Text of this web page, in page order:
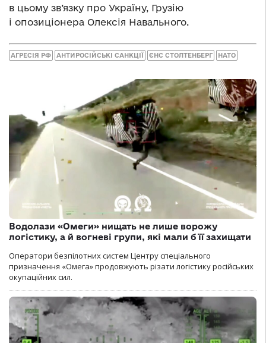
в цьому зв’язку про Україну, Грузію
і опозиціонера Олексія Навального.
АГРЕСІЯ РФ АНТИРОСІЙСЬКІ САНКЦІЇ ЄНС СТОЛТЕНБЕРГ НАТО
Водолази «Омеги» нищать не лише ворожу
логістику, а й вогневі групи, які мали б її захищати
Оператори безпілотних систем Центру спеціального
призначення «Омега» продовжують різати логістику російських
окупаційних сил.